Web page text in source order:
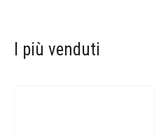
I più venduti